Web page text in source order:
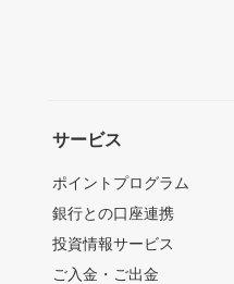
サービス
ポイントプログラム
銀行との口座連携
投資情報サービス
ご入金・ご出金